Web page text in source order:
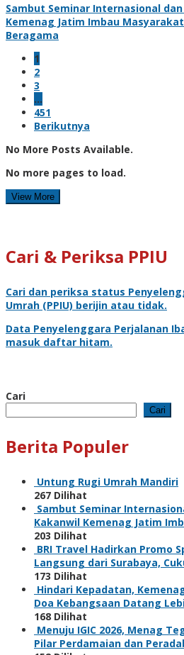
Sambut Seminar Internasional
Kemenag Jatim Imbau
Beragama
1
2
3
…
451
Berikutnya
No More Posts Available.
No more pages to load.
View More
Cari & Periksa PPIU
Cari dan periksa status
Umrah (PPIU) berijin atau tidak.
Data Penyelenggara Perjalanan
masuk daftar hitam.
Cari
Cari
Berita Populer
Untung Rugi Umrah Mandiri
267 Dilihat
Sambut Seminar
Kakanwil Kemenag Jatim
203 Dilihat
BRI Travel Hadirkan Promo
Langsung dari Surabaya,
173 Dilihat
Hindari Kepadatan,
Doa Kebangsaan Datang
168 Dilihat
Menuju IGIC 2026, Menag
Pilar Perdamaian dan